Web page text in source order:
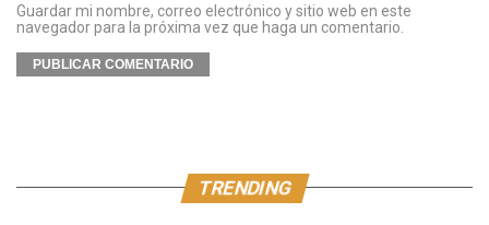
Guardar mi nombre, correo electrónico y sitio web en este
navegador para la próxima vez que haga un comentario.
TRENDING